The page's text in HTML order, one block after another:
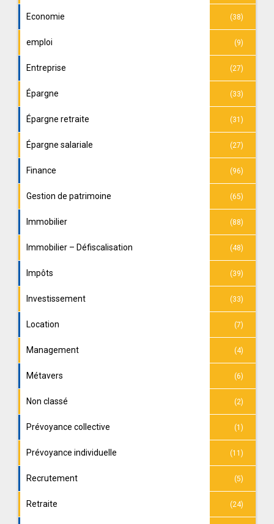
Economie (38)
emploi (9)
Entreprise (27)
Épargne (33)
Épargne retraite (31)
Épargne salariale (27)
Finance (96)
Gestion de patrimoine (65)
Immobilier (88)
Immobilier – Défiscalisation (48)
Impôts (39)
Investissement (33)
Location (7)
Management (4)
Métavers (6)
Non classé (2)
Prévoyance collective (1)
Prévoyance individuelle (11)
Recrutement (5)
Retraite (24)